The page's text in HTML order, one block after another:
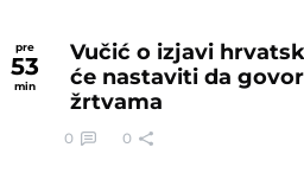
pre
53
min
Vučić o izjavi
će nastaviti da
žrtvama
0 0